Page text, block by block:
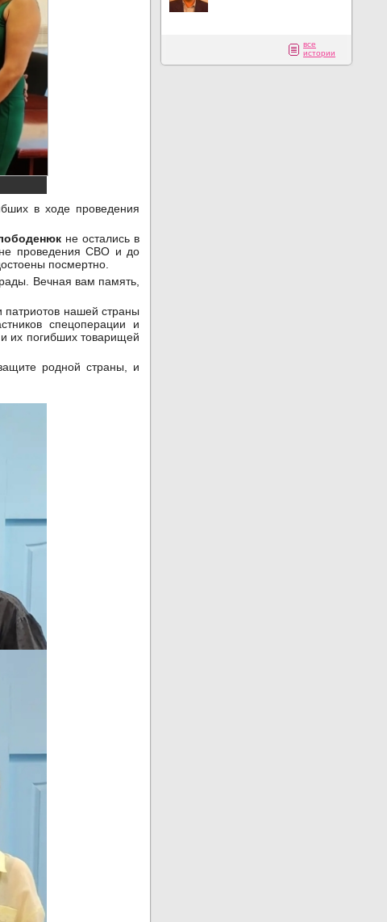
в ходе проведения
не остались в
проведения СВО и до
посмертно.
Вечная вам память,
патриотов нашей страны
спецоперации и
их погибших товарищей
родной страны, и
все
истории